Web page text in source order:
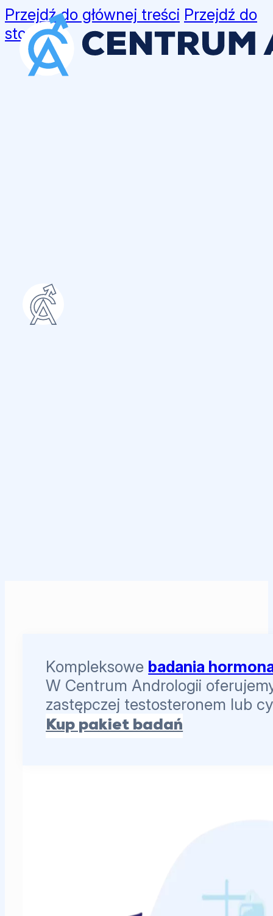
Przejdź do głównej treści Przejdź do
stopki
Kompleksowe badania
W Centrum Andrologii
zastępczej testosteronem lub
Kup pakiet badań